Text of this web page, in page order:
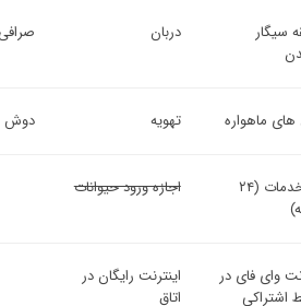
سیگار
دربان صرافی
های ماهواره تهویه دوش
میز خدمات (۲۴
اجازه ورود حیوانات
وای فای در
اشتراکی
اینترنت رایگان در
اتاق